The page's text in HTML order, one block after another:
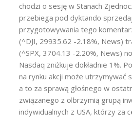
chodzi o sesję w Stanach
przebiega pod dyktando
przygotowywania tego
(^DJI, 29935.62 -2.18%, News)
(^SPX, 3704.13 -2.20%, News)
Nasdaq zniżkuje dokładnie 1%.
na rynku akcji może utrzymywać
a to za sprawą głośnego w
związanego z olbrzymią grupą
indywidualnych z USA, którzy za